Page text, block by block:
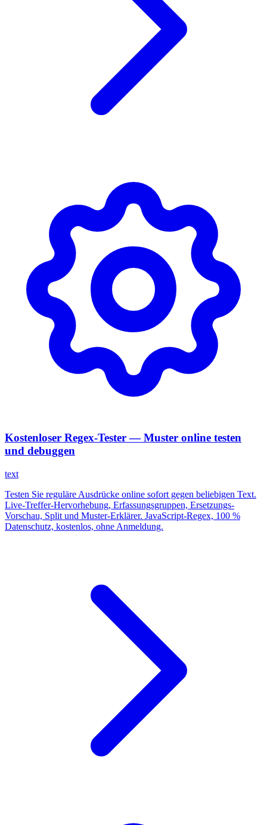
Kostenloser Regex-Tester — Muster online testen
und debuggen
text
Testen Sie reguläre Ausdrücke online sofort gegen beliebigen Text.
Live-Treffer-Hervorhebung, Erfassungsgruppen, Ersetzungs-
Vorschau, Split und Muster-Erklärer. JavaScript-Regex, 100 %
Datenschutz, kostenlos, ohne Anmeldung.